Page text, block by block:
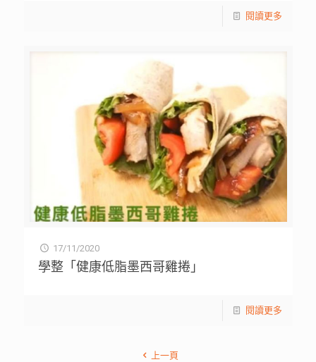
閱讀更多
17/11/2020
學整「健康低脂墨西哥雞捲」
閱讀更多
上一頁